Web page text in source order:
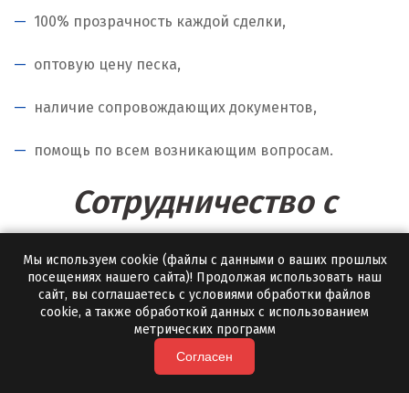
100% прозрачность каждой сделки,
оптовую цену песка,
наличие сопровождающих документов,
помощь по всем возникающим вопросам.
Сотрудничество с
оптовыми клиентами
Оптовая продажа песка — одно из основных
направлений, в которых работает завод «Полевской
Мрамор». Мы предлагаем экологически чистый,
натуральный песок оптовым клиентам —
Мы используем cookie (файлы с данными о ваших прошлых
посещениях нашего сайта)! Продолжая использовать наш
сайт, вы соглашаетесь с условиями обработки файлов
cookie, а также обработкой данных с использованием
метрических программ
Согласен